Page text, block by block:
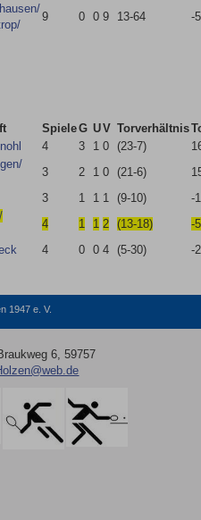
9 0 0 9 13-64 -
SpieleG UV Torverhältnis
4 3 1 0 (23-7)
3 2 1 0 (21-6)
3 1 1 1 (9-10)
-1
4 1 1 2 (13-18)
-5
4 0 0 4 (5-30) -
1947 e. V.
6, 59757